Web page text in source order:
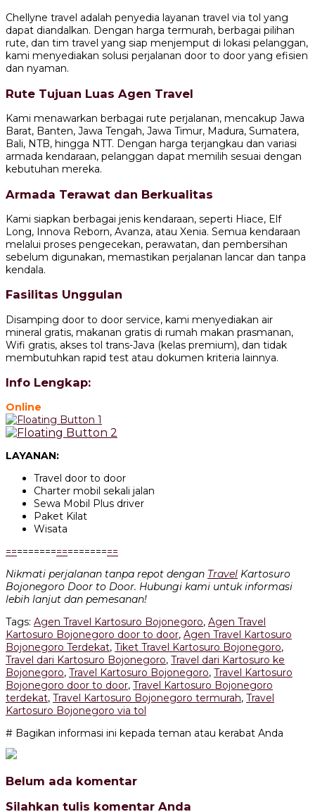
Chellyne travel adalah penyedia layanan travel via tol yang
dapat diandalkan. Dengan harga termurah, berbagai pilihan
rute, dan tim travel yang siap menjemput di lokasi pelanggan,
kami menyediakan solusi perjalanan door to door yang efisien
dan nyaman.
Rute Tujuan Luas Agen Travel
Kami menawarkan berbagai rute perjalanan, mencakup Jawa
Barat, Banten, Jawa Tengah, Jawa Timur, Madura, Sumatera,
Bali, NTB, hingga NTT. Dengan harga terjangkau dan variasi
armada kendaraan, pelanggan dapat memilih sesuai dengan
kebutuhan mereka.
Armada Terawat dan Berkualitas
Kami siapkan berbagai jenis kendaraan, seperti Hiace, Elf
Long, Innova Reborn, Avanza, atau Xenia. Semua kendaraan
melalui proses pengecekan, perawatan, dan pembersihan
sebelum digunakan, memastikan perjalanan lancar dan tanpa
kendala.
Fasilitas Unggulan
Disamping door to door service, kami menyediakan air
mineral gratis, makanan gratis di rumah makan prasmanan,
Wifi gratis, akses tol trans-Java (kelas premium), dan tidak
membutuhkan rapid test atau dokumen kriteria lainnya.
Info Lengkap:
Online
LAYANAN:
Travel door to door
Charter mobil sekali jalan
Sewa Mobil Plus driver
Paket Kilat
Wisata
====================
Nikmati perjalanan tanpa repot dengan Travel Kartosuro
Bojonegoro Door to Door. Hubungi kami untuk informasi
lebih lanjut dan pemesanan!
Tags: Agen Travel Kartosuro Bojonegoro, Agen Travel
Kartosuro Bojonegoro door to door, Agen Travel Kartosuro
Bojonegoro Terdekat, Tiket Travel Kartosuro Bojonegoro,
Travel dari Kartosuro Bojonegoro, Travel dari Kartosuro ke
Bojonegoro, Travel Kartosuro Bojonegoro, Travel Kartosuro
Bojonegoro door to door, Travel Kartosuro Bojonegoro
terdekat, Travel Kartosuro Bojonegoro termurah, Travel
Kartosuro Bojonegoro via tol
# Bagikan informasi ini kepada teman atau kerabat Anda
Belum ada komentar
Silahkan tulis komentar Anda